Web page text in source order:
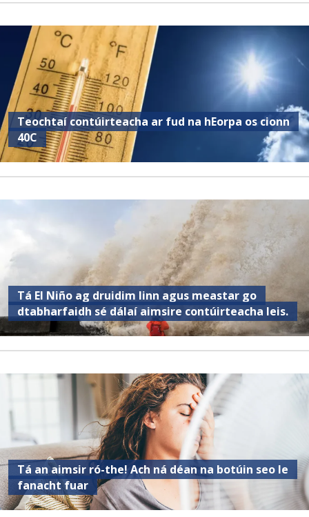
Teochtaí contúirteacha ar fud na hEorpa os cionn
40C
Tá El Niño ag druidim linn agus meastar go
dtabharfaidh sé dálaí aimsire contúirteacha leis.
Tá an aimsir ró-the! Ach ná déan na botúin seo le
fanacht fuar